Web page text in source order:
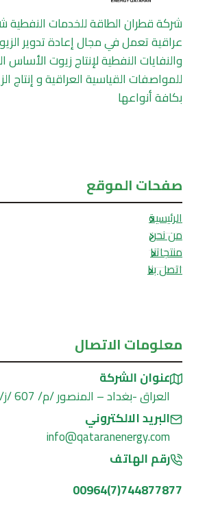
شركة قطران الطاقة للخدمات النفطية
عراقية تعمل في مجال إعادة تدوير
والنفايات النفطية لإنتاج زيوت الأساس
للمواصفات القياسية العراقية و إنتاج
بكافة أنواعها
صفحات الموقع
الرئيسية
من نحن
منتجاتنا
اتصل بنا
معلومات الاتصال
عنوان الشركة
العراق -بغداد – المنصور /م/ 607 /ز/19/د/16
البريد الالكتروني
info@qataranenergy.com
رقم الهاتف
744877877(7)00964